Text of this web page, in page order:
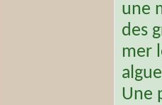
une
des
mer
Une